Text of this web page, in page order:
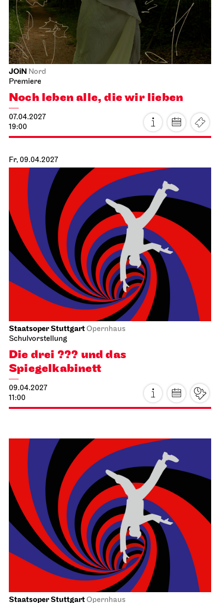
Schauspiel Stuttgart Schauspielhaus
Vor dem Ruhestand
20.03.2027
So, 21.03.2027
Staatsorchester StuttgartLiederhalle, Beethovensaal
5. Sinfonie­konzert
21.03.2027
11:00
Staatsoper Stuttgart Opernhaus, Foyer I. Rang
Einführungs­matinee: Atatürk
21.03.2027